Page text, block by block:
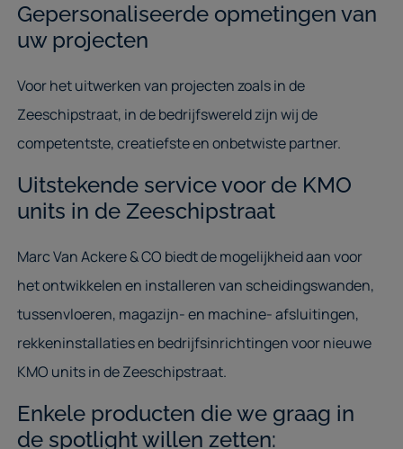
Gepersonaliseerde opmetingen van
uw projecten
Voor het uitwerken van projecten zoals in de
Zeeschipstraat, in de bedrijfswereld zijn wij de
competentste, creatiefste en onbetwiste partner.
Uitstekende service voor de KMO
units in de Zeeschipstraat
Marc Van Ackere & CO biedt de mogelijkheid aan voor
het ontwikkelen en installeren van scheidingswanden,
tussenvloeren, magazijn- en machine- afsluitingen,
rekkeninstallaties en bedrijfsinrichtingen voor nieuwe
KMO units in de Zeeschipstraat.
Enkele producten die we graag in
de spotlight willen zetten: